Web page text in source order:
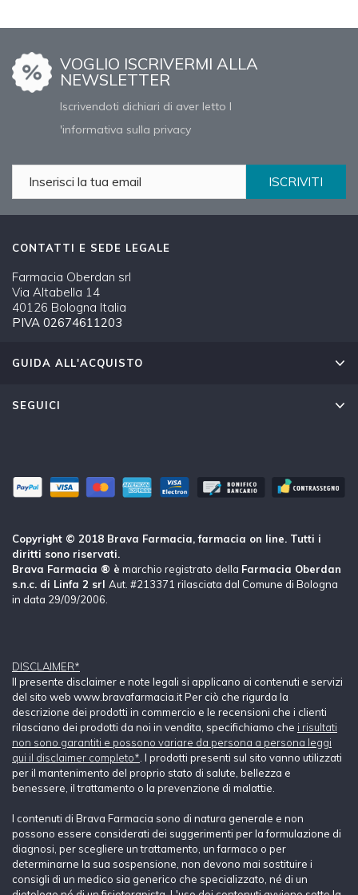
VOGLIO ISCRIVERMI ALLA
NEWSLETTER
Iscrivendoti dichiari di aver letto l
'informativa sulla privacy
ISCRIVITI
CONTATTI E SEDE LEGALE
Farmacia Oberdan srl
Via Altabella 14
40126 Bologna Italia
PIVA 02674611203
GUIDA ALL'ACQUISTO
SEGUICI
Copyright © 2018 Brava Farmacia, farmacia on line. Tutti i
diritti sono riservati.
Brava Farmacia ® è marchio registrato della Farmacia Oberdan
s.n.c. di Linfa 2 srl Aut. #213371 rilasciata dal Comune di Bologna
in data 29/09/2006.
DISCLAIMER*
Il presente disclaimer e note legali si applicano ai contenuti e servizi
del sito web www.bravafarmacia.it Per ciò che rigurda la
descrizione dei prodotti in commercio e le recensioni che i clienti
rilasciano dei prodotti da noi in vendita, specifichiamo che i risultati
non sono garantiti e possono variare da persona a persona leggi
qui il disclaimer completo* . I prodotti presenti sul sito vanno utilizzati
per il mantenimento del proprio stato di salute, bellezza e
benessere, il trattamento o la prevenzione di malattie.
I contenuti di Brava Farmacia sono di natura generale e non
possono essere considerati dei suggerimenti per la formulazione di
diagnosi, per scegliere un trattamento, un farmaco o per
determinarne la sua sospensione, non devono mai sostituire i
consigli di un medico sia generico che specializzato, né di un